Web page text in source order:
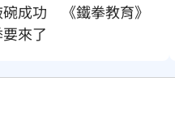
成功　《鐵拳教育》
來了